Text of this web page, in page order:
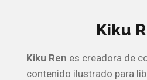
Kiku
Kiku Ren es creadora de
contenido ilustrado para